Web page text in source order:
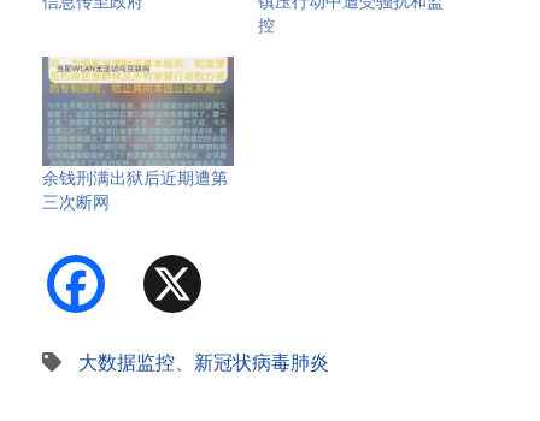
控
余钱刑满出狱后近期遭第
三次断网
Facebook
大数据监控、 新冠状病毒肺炎